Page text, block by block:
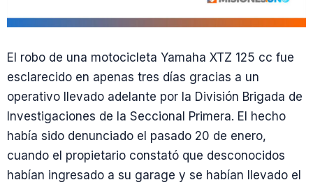
El robo de una motocicleta Yamaha XTZ 125 cc fue
esclarecido en apenas tres días gracias a un
operativo llevado adelante por la División Brigada de
Investigaciones de la Seccional Primera. El hecho
había sido denunciado el pasado 20 de enero,
cuando el propietario constató que desconocidos
habían ingresado a su garage y se habían llevado el